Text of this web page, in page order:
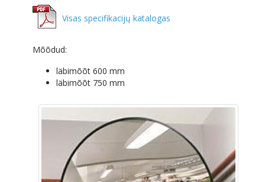
Visas specifikacijų katalogas
Mõõdud:
läbimõõt 600 mm
läbimõõt 750 mm